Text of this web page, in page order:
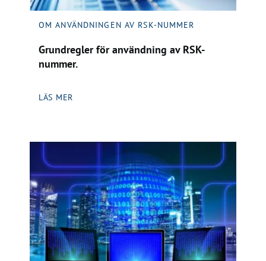
OM ANVÄNDNINGEN AV RSK-NUMMER
Grundregler för användning av RSK-
nummer.
LÄS MER